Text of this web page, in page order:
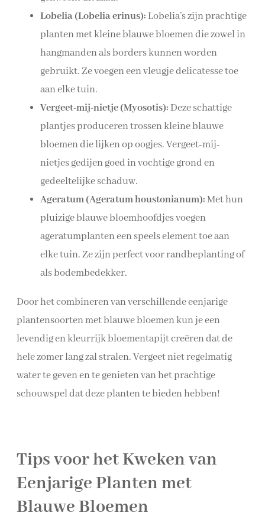
Lobelia (Lobelia erinus): Lobelia’s zijn prachtige
planten met kleine blauwe bloemen die zowel in
hangmanden als borders kunnen worden
gebruikt. Ze voegen een vleugje delicatesse toe
aan elke tuin.
Vergeet-mij-nietje (Myosotis): Deze schattige
plantjes produceren trossen kleine blauwe
bloemen die lijken op oogjes. Vergeet-mij-
nietjes gedijen goed in vochtige grond en
gedeeltelijke schaduw.
Ageratum (Ageratum houstonianum):Met hun
pluizige blauwe bloemhoofdjes voegen
ageratumplanten een speels element toe aan
elke tuin. Ze zijn perfect voor randbeplanting of
als bodembedekker.
Door het combineren van verschillende eenjarige
plantensoorten met blauwe bloemen kun je een
levendig en kleurrijk bloementapijt creëren dat de
hele zomer lang zal stralen. Vergeet niet regelmatig
water te geven en te genieten van het prachtige
schouwspel dat deze planten te bieden hebben!
Tips voor het Kweken van
Eenjarige Planten met
Blauwe Bloemen